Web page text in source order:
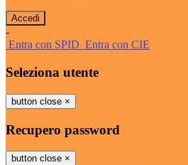
-
Entra con SPID Entra con CIE
Seleziona utente
button close ×
Recupero password
button close ×